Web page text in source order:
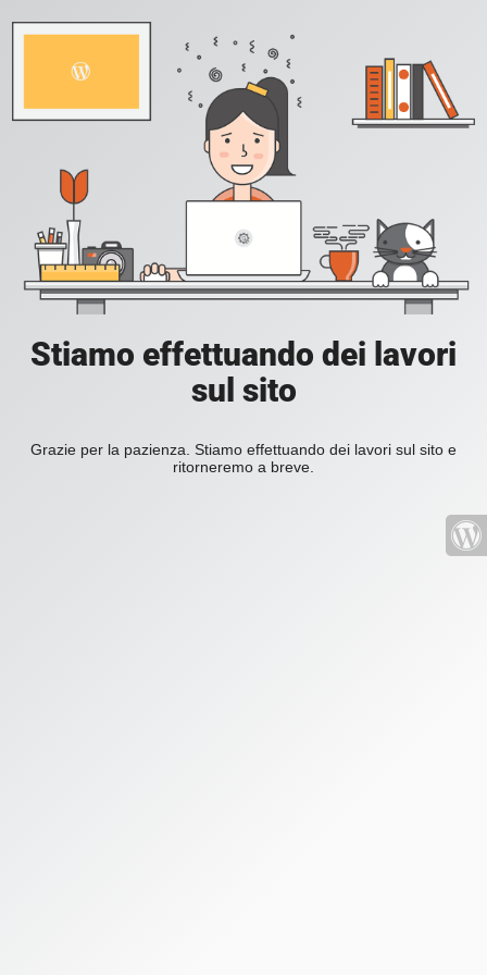
Stiamo effettuando dei lavori
sul sito
Grazie per la pazienza. Stiamo effettuando dei lavori sul sito e
ritorneremo a breve.